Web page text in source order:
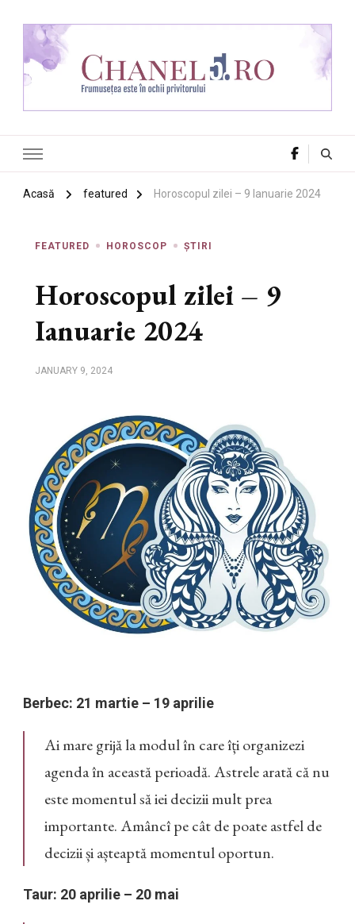
Acasă featured Horoscopul zilei – 9 Ianuarie 2024
FEATURED HOROSCOP ȘTIRI
Horoscopul zilei – 9
Ianuarie 2024
JANUARY 9, 2024
Berbec: 21 martie – 19 aprilie
Ai mare grijă la modul în care îți organizezi
agenda în această perioadă. Astrele arată că nu
este momentul să iei decizii mult prea
importante. Amâncî pe cât de poate astfel de
decizii și așteaptă momentul oportun.
Taur: 20 aprilie – 20 mai